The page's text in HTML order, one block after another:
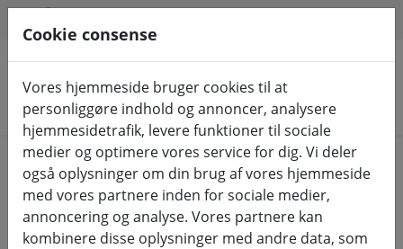
Søg efter produkter
Home Lyskæder og belysning Eventyrlige lys
Cookie consense
Vores hjemmeside bruger cookies til at
personliggøre indhold og annoncer, analysere
hjemmesidetrafik, levere funktioner til sociale
medier og optimere vores service for dig. Vi deler
også oplysninger om din brug af vores hjemmeside
med vores partnere inden for sociale medier,
annoncering og analyse. Vores partnere kan
kombinere disse oplysninger med andre data, som